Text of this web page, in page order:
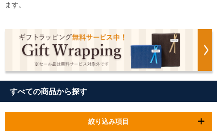
ます。
すべての商品から探す
絞り込み項目